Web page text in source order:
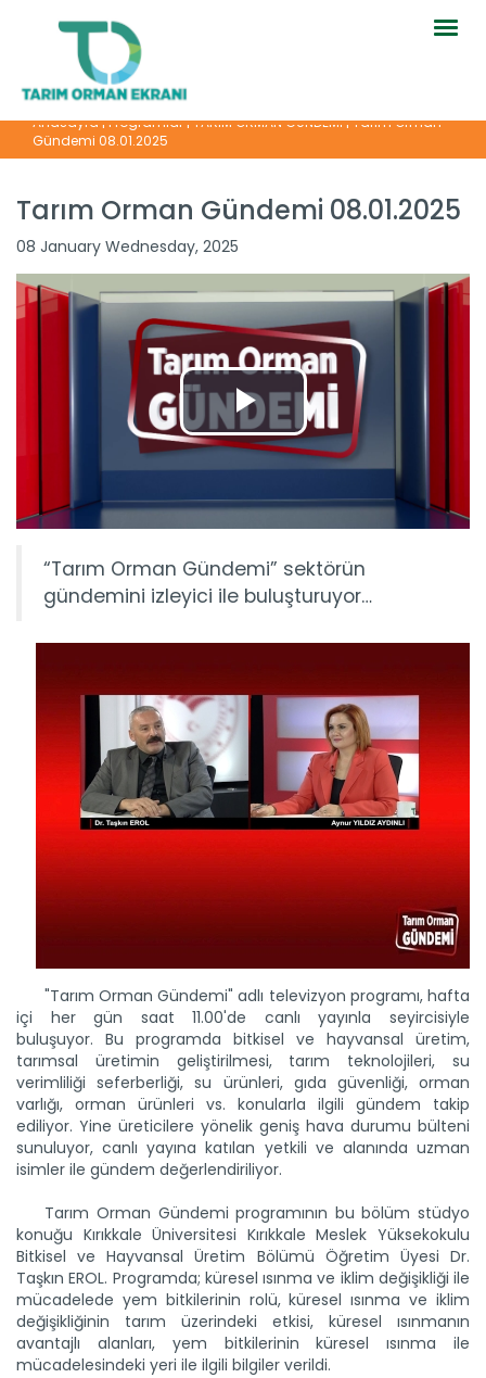
Anasayfa|Programlar|TARIM ORMAN GÜNDEMİ|Tarım Orman
Gündemi 08.01.2025
Tarım Orman Gündemi 08.01.2025
08 January Wednesday, 2025
“Tarım Orman Gündemi” sektörün
gündemini izleyici ile buluşturuyor…
"Tarım Orman Gündemi" adlı televizyon programı, hafta
içi her gün saat 11.00'de canlı yayınla seyircisiyle
buluşuyor. Bu programda bitkisel ve hayvansal üretim,
tarımsal üretimin geliştirilmesi, tarım teknolojileri, su
verimliliği seferberliği, su ürünleri, gıda güvenliği, orman
varlığı, orman ürünleri vs. konularla ilgili gündem takip
ediliyor. Yine üreticilere yönelik geniş hava durumu bülteni
sunuluyor, canlı yayına katılan yetkili ve alanında uzman
isimler ile gündem değerlendiriliyor.
Tarım Orman Gündemi programının bu bölüm stüdyo
konuğu Kırıkkale Üniversitesi Kırıkkale Meslek Yüksekokulu
Bitkisel ve Hayvansal Üretim Bölümü Öğretim Üyesi Dr.
Taşkın EROL. Programda; küresel ısınma ve iklim değişikliği ile
mücadelede yem bitkilerinin rolü, küresel ısınma ve iklim
değişikliğinin tarım üzerindeki etkisi, küresel ısınmanın
avantajlı alanları, yem bitkilerinin küresel ısınma ile
mücadelesindeki yeri ile ilgili bilgiler verildi.
Tarım Orman Gündemi 15.06.2026
Tarım Orman Gündemi 12.06.2026
“Tarım Orman Gündemi” sektörün gündemini izleyici ile...
Devamını Oku ->